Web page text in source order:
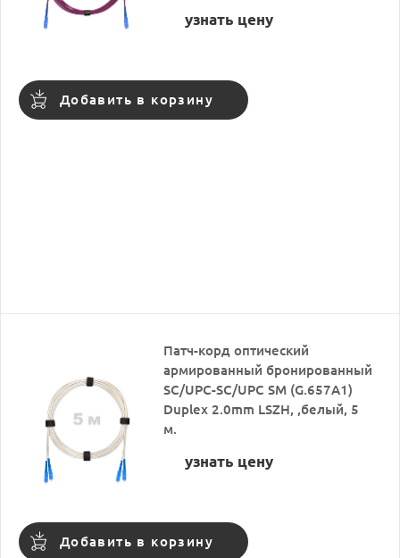
узнать цену
Добавить в корзину
Патч-корд оптический
армированный бронированный
SC/UPC-SC/UPC SM (G.657A1)
Duplex 2.0mm LSZH, ,белый, 5
м.
узнать цену
Добавить в корзину